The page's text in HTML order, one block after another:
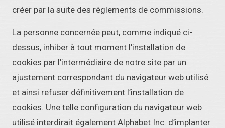
créer par la suite des règlements de commissions.
La personne concernée peut, comme indiqué ci-
dessus, inhiber à tout moment l’installation de
cookies par l’intermédiaire de notre site par un
ajustement correspondant du navigateur web utilisé
et ainsi refuser définitivement l’installation de
cookies. Une telle configuration du navigateur web
utilisé interdirait également Alphabet Inc. d’implanter